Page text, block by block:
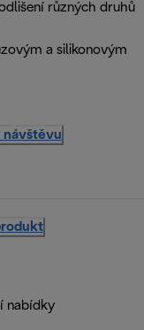
různých druhů
a silikonovým
návštěvu
nabídky